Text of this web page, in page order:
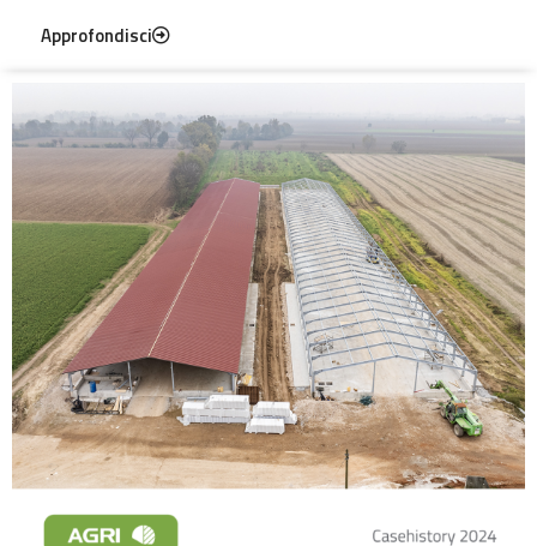
Approfondisci